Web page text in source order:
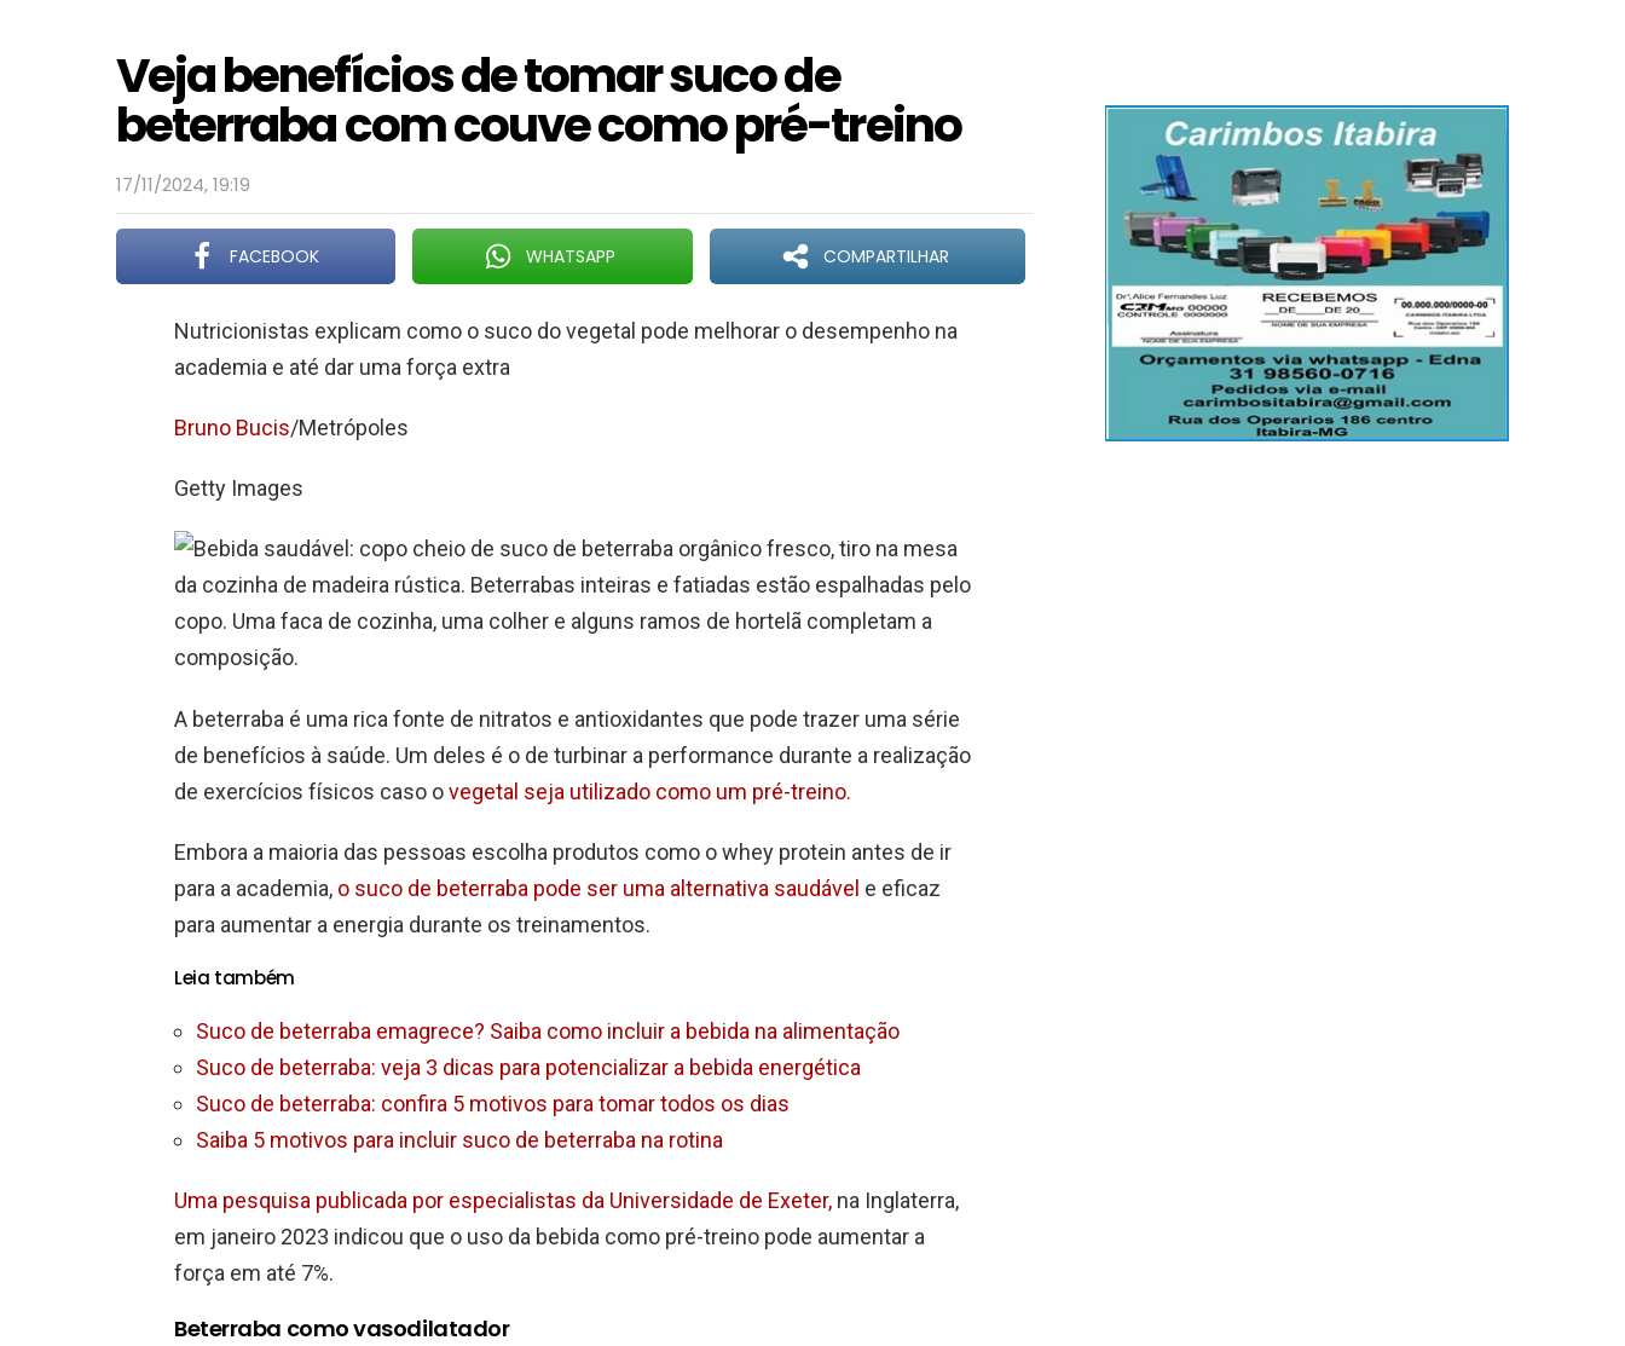
Veja benefícios de tomar suco de
beterraba com couve como pré-treino
17/11/2024, 19:19
FACEBOOK WHATSAPP COMPARTILHAR
Nutricionistas explicam como o suco do vegetal pode melhorar o desempenho na
academia e até dar uma força extra
Bruno Bucis/Metrópoles
Getty Images
A beterraba é uma rica fonte de nitratos e antioxidantes que pode trazer uma série
de benefícios à saúde. Um deles é o de turbinar a performance durante a realização
de exercícios físicos caso ovegetal seja utilizado como um pré-treino.
Embora a maioria das pessoas escolha produtos como o whey protein antes de ir
para a academia, o suco de beterraba pode ser uma alternativa saudável e eficaz
para aumentar a energia durante os treinamentos.
Leia também
Suco de beterraba emagrece? Saiba como incluir a bebida na alimentação
Suco de beterraba: veja 3 dicas para potencializar a bebida energética
Suco de beterraba: confira 5 motivos para tomar todos os dias
Saiba 5 motivos para incluir suco de beterraba na rotina
Uma pesquisa publicada por especialistas da Universidade de Exeter, na Inglaterra,
em janeiro 2023 indicou que o uso da bebida como pré-treino pode aumentar a
força em até 7%.
Beterraba como vasodilatador